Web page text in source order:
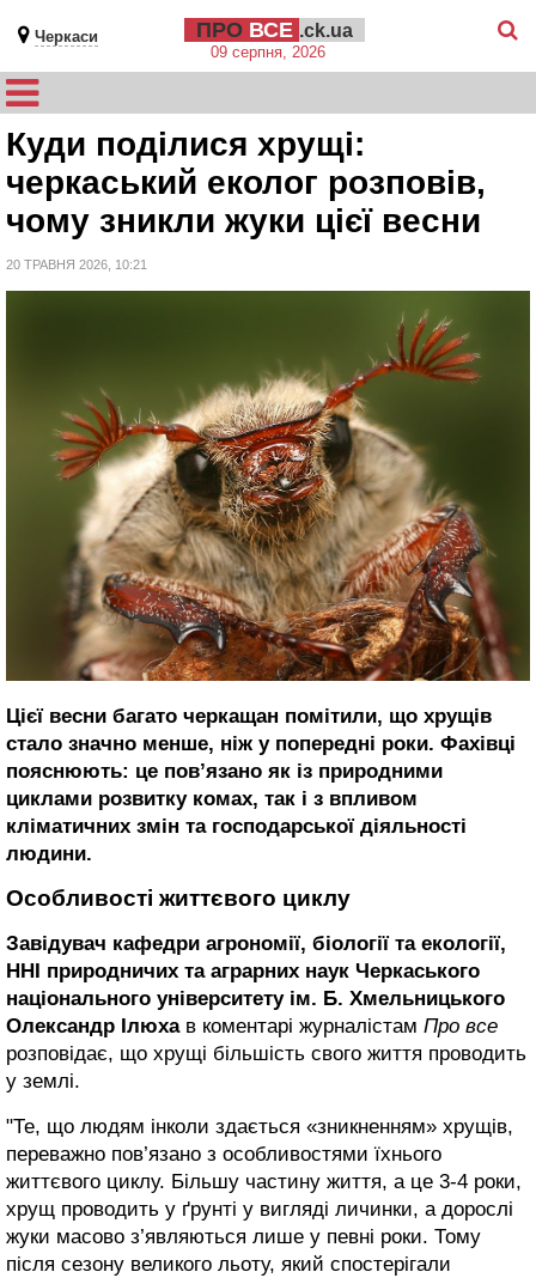
Черкаси ПРО ВСЕ .ck.ua
09 серпня, 2026
Куди поділися хрущі:
черкаський еколог розповів,
чому зникли жуки цієї весни
20 ТРАВНЯ 2026, 10:21
Цієї весни багато черкащан помітили, що хрущів
стало значно менше, ніж у попередні роки. Фахівці
пояснюють: це пов’язано як із природними
циклами розвитку комах, так і з впливом
кліматичних змін та господарської діяльності
людини.
Особливості життєвого циклу
Завідувач кафедри агрономії, біології та екології,
ННІ природничих та аграрних наук Черкаського
національного університету ім. Б. Хмельницького
Олександр Ілюхав коментарі журналістам Про все
розповідає, що хрущі більшість свого життя проводить
у землі.
"Те, що людям інколи здається «зникненням» хрущів,
переважно пов’язано з особливостями їхнього
життєвого циклу. Більшу частину життя, а це 3-4 роки,
хрущ проводить у ґрунті у вигляді личинки, а дорослі
жуки масово з’являються лише у певні роки. Тому
після сезону великого льоту, який спостерігали